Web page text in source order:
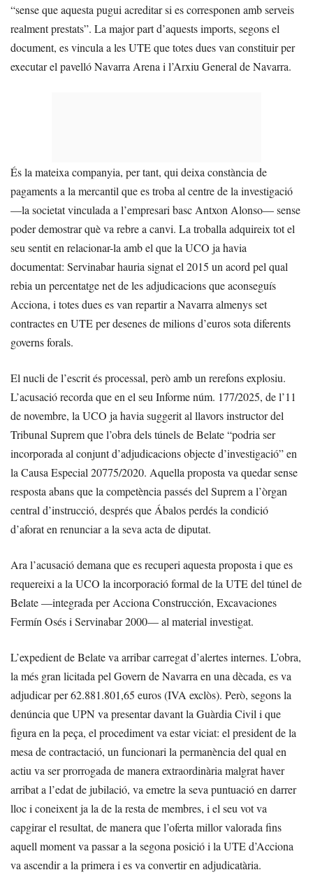
“sense que aquesta pugui acreditar si es corresponen amb serveis
realment prestats”. La major part d’aquests imports, segons el
document, es vincula a les UTE que totes dues van constituir per
executar el pavelló Navarra Arena i l’Arxiu General de Navarra.
És la mateixa companyia, per tant, qui deixa constància de
pagaments a la mercantil que es troba al centre de la investigació
—la societat vinculada a l’empresari basc Antxon Alonso— sense
poder demostrar què va rebre a canvi. La troballa adquireix tot el
seu sentit en relacionar-la amb el que la UCO ja havia
documentat: Servinabar hauria signat el 2015 un acord pel qual
rebia un percentatge net de les adjudicacions que aconseguís
Acciona, i totes dues es van repartir a Navarra almenys set
contractes en UTE per desenes de milions d’euros sota diferents
governs forals.
El nucli de l’escrit és processal, però amb un rerefons explosiu.
L’acusació recorda que en el seu Informe núm. 177/2025, de l’11
de novembre, la UCO ja havia suggerit al llavors instructor del
Tribunal Suprem que l’obra dels túnels de Belate “podria ser
incorporada al conjunt d’adjudicacions objecte d’investigació” en
la Causa Especial 20775/2020. Aquella proposta va quedar sense
resposta abans que la competència passés del Suprem a l’òrgan
central d’instrucció, després que Ábalos perdés la condició
d’aforat en renunciar a la seva acta de diputat.
Ara l’acusació demana que es recuperi aquesta proposta i que es
requereixi a la UCO la incorporació formal de la UTE del túnel de
Belate —integrada per Acciona Construcción, Excavaciones
Fermín Osés i Servinabar 2000— al material investigat.
L’expedient de Belate va arribar carregat d’alertes internes. L’obra,
la més gran licitada pel Govern de Navarra en una dècada, es va
adjudicar per 62.881.801,65 euros (IVA exclòs). Però, segons la
denúncia que UPN va presentar davant la Guàrdia Civil i que
figura en la peça, el procediment va estar viciat: el president de la
mesa de contractació, un funcionari la permanència del qual en
actiu va ser prorrogada de manera extraordinària malgrat haver
arribat a l’edat de jubilació, va emetre la seva puntuació en darrer
lloc i coneixent ja la de la resta de membres, i el seu vot va
capgirar el resultat, de manera que l’oferta millor valorada fins
aquell moment va passar a la segona posició i la UTE d’Acciona
va ascendir a la primera i es va convertir en adjudicatària.